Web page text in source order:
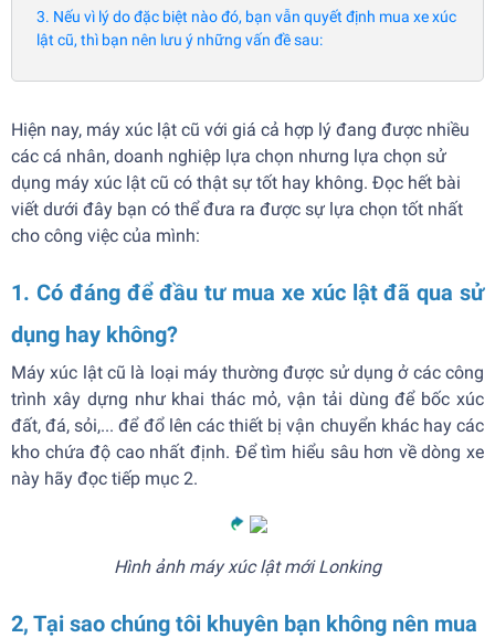
3. Nếu vì lý do đặc biệt nào đó, bạn vẫn quyết định mua xe xúc
lật cũ, thì bạn nên lưu ý những vấn đề sau:
Hiện nay, máy xúc lật cũ với giá cả hợp lý đang được nhiều
các cá nhân, doanh nghiệp lựa chọn nhưng lựa chọn sử
dụng máy xúc lật cũ có thật sự tốt hay không. Đọc hết bài
viết dưới đây bạn có thể đưa ra được sự lựa chọn tốt nhất
cho công việc của mình:
1. Có đáng để đầu tư mua xe xúc lật đã qua sử
dụng hay không?
Máy xúc lật cũ là loại máy thường được sử dụng ở các công
trình xây dựng như khai thác mỏ, vận tải dùng để bốc xúc
đất, đá, sỏi,... để đổ lên các thiết bị vận chuyển khác hay các
kho chứa độ cao nhất định. Để tìm hiểu sâu hơn về dòng xe
này hãy đọc tiếp mục 2.
Hình ảnh máy xúc lật mới Lonking
2, Tại sao chúng tôi khuyên bạn không nên mua